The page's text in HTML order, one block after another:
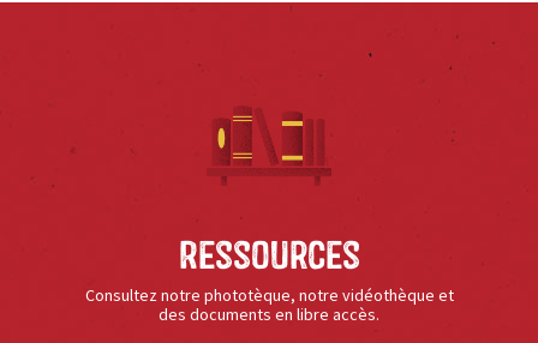
Ressources
Consultez notre phototèque, notre vidéothèque et
des documents en libre accès.